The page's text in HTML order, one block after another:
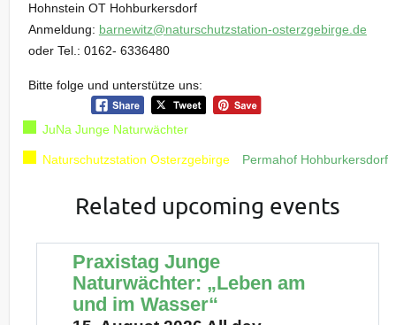
Hohnstein OT Hohburkersdorf
Anmeldung: barnewitz@naturschutzstation-osterzgebirge.de
oder Tel.: 0162- 6336480
Bitte folge und unterstütze uns:
JuNa Junge Naturwächter
Naturschutzstation Osterzgebirge Permahof Hohburkersdorf
Related upcoming events
Praxistag Junge
Naturwächter: „Leben am
und im Wasser“